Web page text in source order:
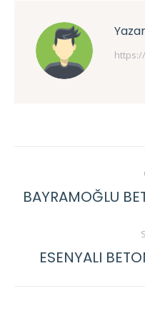
navigation
BAYRAMOĞLU
ESENYALI